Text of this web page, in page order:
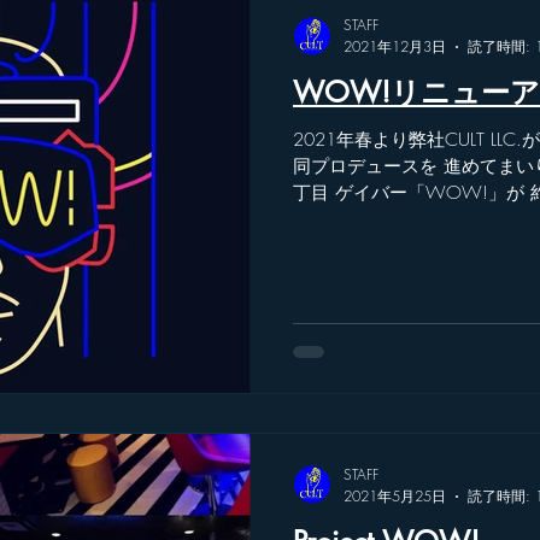
WOW!リニュー
2021年春より弊社CULT LLC.
同プロデュースを 進めてま
丁目 ゲイバー「WOW!」が
STAFF
2021年12月3日
読了時間:
STAFF
2021年5月25日
読了時間: